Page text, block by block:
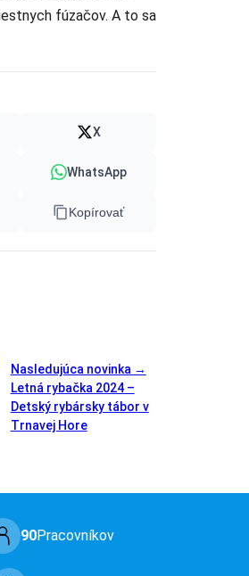
fúzačov. A to sa
X
WhatsApp
Kopírovať
Nasledujúca novinka →
Letná rybačka 2024 –
Detský rybársky tábor v
Trnavej Hore
90Pracovníkov